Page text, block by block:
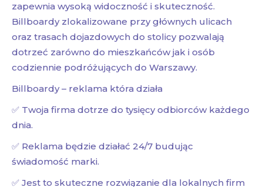
zapewnia wysoką widoczność i skuteczność.
Billboardy zlokalizowane przy głównych ulicach
oraz trasach dojazdowych do stolicy pozwalają
dotrzeć zarówno do mieszkańców jak i osób
codziennie podróżujących do Warszawy.
Billboardy – reklama która działa
✅ Twoja firma dotrze do tysięcy odbiorców każdego
dnia.
✅ Reklama będzie działać 24/7 budując
świadomość marki.
✅ Jest to skuteczne rozwiązanie dla lokalnych firm